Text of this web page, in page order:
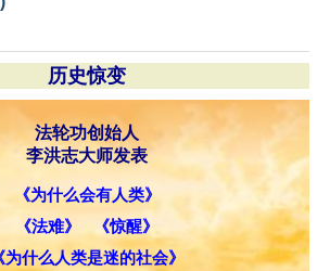
历史惊变
法轮功创始人
李洪志大师发表
《为什么会有人类》
《法难》
《惊醒》
为什么人类是迷的社会》